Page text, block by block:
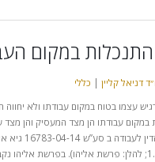
במקום
דניאל קליין | כללי
עצמו בטוח במקום עבודתו ולא
עבודתו הן מצד המעסיק והן מצד
השכיל לבטא זאת בית
ראש הממשלה, 1.5.2016; להלן: פרשת אליהו). בפרשת